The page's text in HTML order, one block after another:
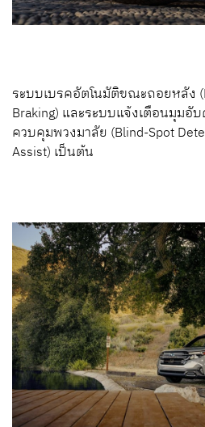
ระบบเบรคอัตโนมัติขณะถอยหลัง
Braking) และระบบแจ้งเตือนมุม
ควบคุมพวงมาลัย (Blind-Spot
Assist) เป็นต้น